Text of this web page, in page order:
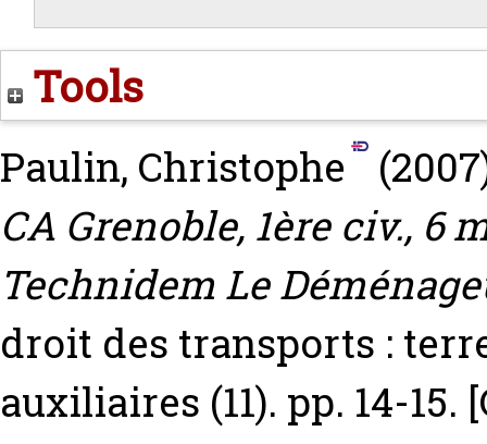
Tools
Paulin, Christophe
CA Grenoble, 1ère civ., 6
Technidem Le
droit des transports :
auxiliaires (11). pp. 14-15.